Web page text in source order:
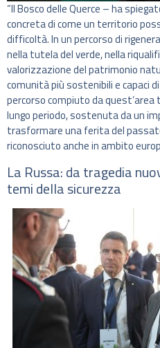
“Il Bosco delle Querce – ha
concreta di come un territorio
difficoltà. In un percorso di
nella tutela del verde, nella
valorizzazione del patrimonio
comunità più sostenibili e capaci
percorso compiuto da
lungo periodo, sostenuta da un
trasformare una ferita del
riconosciuto anche in ambito
La Russa: da tragedia
temi della sicurezza